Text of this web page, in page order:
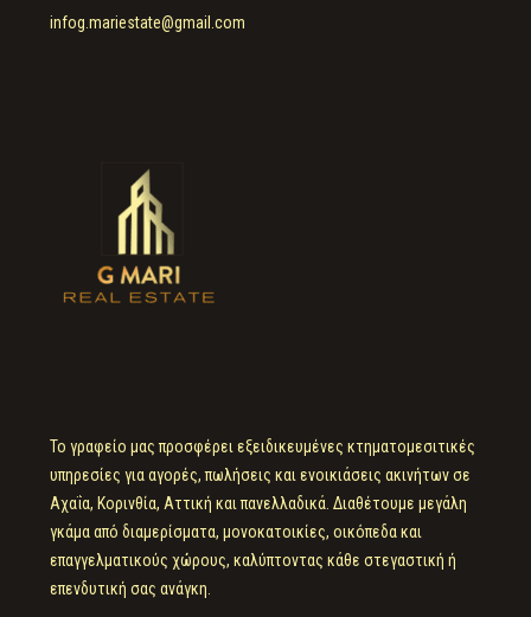
infog.mariestate@gmail.com
Το γραφείο μας προσφέρει εξειδικευμένες κτηματομεσιτικές
υπηρεσίες για αγορές, πωλήσεις και ενοικιάσεις ακινήτων σε
Αχαΐα, Κορινθία, Αττική και πανελλαδικά. Διαθέτουμε μεγάλη
γκάμα από διαμερίσματα, μονοκατοικίες, οικόπεδα και
επαγγελματικούς χώρους, καλύπτοντας κάθε στεγαστική ή
επενδυτική σας ανάγκη.